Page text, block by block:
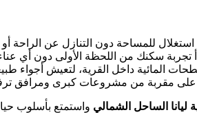
تجربة سكنك من اللحظة الأولى دون أي
المائية داخل القرية، لتعيش أجواء
على مقربة من مشروعات كبرى ومرافق
ليانا الساحل الشمالي واستمتع بأسلوب